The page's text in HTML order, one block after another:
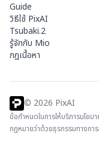
Guide
วิธีใช้ PixAI
Tsubaki.2
รู้จักกับ Mio
กฎเนื้อหา
© 2026 PixAI
ข้อกำหนดในการให้บริการนโยบ
กฎหมายว่าด้วยธุรกรรมทางการ